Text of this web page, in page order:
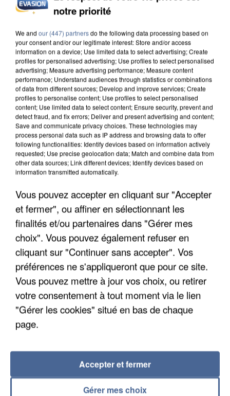
INCENDIES : L’ÎLE-DE-FRANCE LANCE UN ÉLAN
APRÈS TOUTES CES CANICULES, LES REFUGES
DE FAUNE SAUVAGE SONT...
notre priorité
We and our (447) partnersdo the following data processing based on
your consent and/or our legitimate interest: Store and/or access
information on a device; Use limited data to select advertising; Create
profiles for personalised advertising; Use profiles to select personalised
advertising; Measure advertising performance; Measure content
performance; Understand audiences through statistics or combinations
of data from different sources; Develop and improve services; Create
profiles to personalise content; Use profiles to select personalised
content; Use limited data to select content; Ensure security, prevent and
detect fraud, and fix errors; Deliver and present advertising and content;
Save and communicate privacy choices. These technologies may
process personal data such as IP address and browsing data to offer
following functionalities: Identify devices based on information actively
requested; Use precise geolocation data; Match and combine data from
other data sources; Link different devices; Identify devices based on
information transmitted automatically.
Vous pouvez accepter en cliquant sur "Accepter
et fermer", ou affiner en sélectionnant les
finalités et/ou partenaires dans "Gérer mes
choix". Vous pouvez également refuser en
cliquant sur "Continuer sans accepter". Vos
préférences ne s'appliqueront que pour ce site.
Vous pouvez mettre à jour vos choix, ou retirer
votre consentement à tout moment via le lien
"Gérer les cookies" situé en bas de chaque
page.
Gérer mes choix
Accepter et fermer